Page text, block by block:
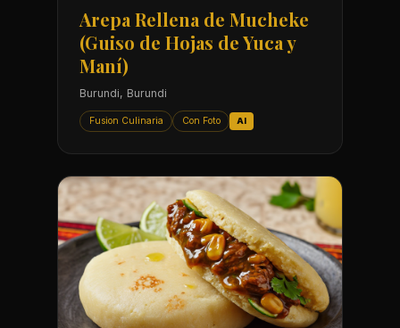
Arepa Rellena de Mucheke
(Guiso de Hojas de Yuca y
Maní)
Burundi, Burundi
Fusion Culinaria Con Foto AI